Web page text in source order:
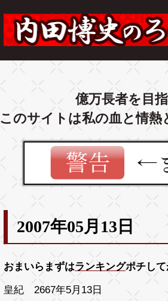
億万長者を目
このサイトは私の血と情
2007年05月13日
おまいらまずはランキングポチして
皇紀 2667年5月13日